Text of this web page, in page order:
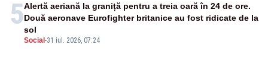
5
Social -31 iul. 2026, 07:24
Alertă aeriană la graniță pentru a treia oară în 24 de ore.
Două aeronave Eurofighter britanice au fost ridicate de la
sol